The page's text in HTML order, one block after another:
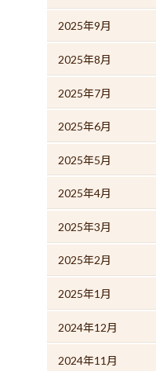
2025年9月
2025年8月
2025年7月
2025年6月
2025年5月
2025年4月
2025年3月
2025年2月
2025年1月
2024年12月
2024年11月